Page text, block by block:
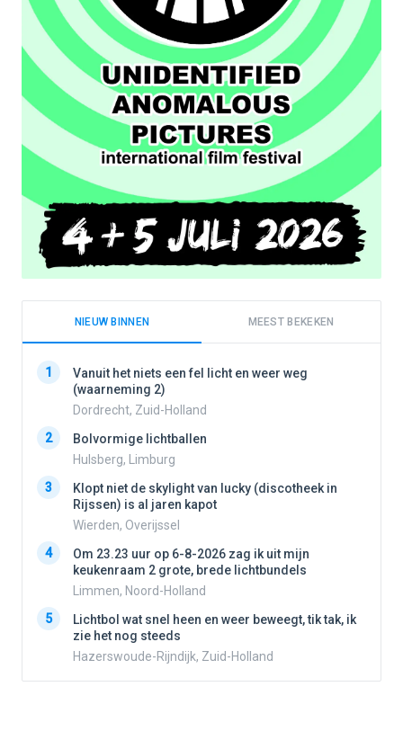
NIEUW BINNEN MEEST BEKEKEN
1
Vanuit het niets een fel licht en weer weg
(waarneming 2)
Dordrecht, Zuid-Holland
2
Bolvormige lichtballen
Hulsberg, Limburg
3
Klopt niet de skylight van lucky (discotheek in
Rijssen) is al jaren kapot
Wierden, Overijssel
4
Om 23.23 uur op 6-8-2026 zag ik uit mijn
keukenraam 2 grote, brede lichtbundels
Limmen, Noord-Holland
5
Lichtbol wat snel heen en weer beweegt, tik tak, ik
zie het nog steeds
Hazerswoude-Rijndijk, Zuid-Holland